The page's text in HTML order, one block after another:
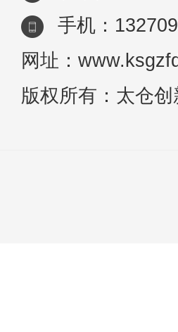
手机：
网址：
版权所有：太仓